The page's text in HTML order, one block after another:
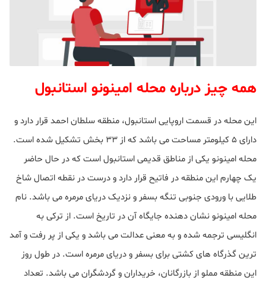
همه چیز درباره محله امینونو استانبول
این محله در قسمت اروپایی استانبول، منطقه سلطان احمد قرار دارد و
دارای ۵ کیلومتر مساحت می باشد که از ۳۳ بخش تشکیل شده است.
محله امینونو یکی از مناطق قدیمی استانبول است که در حال حاضر
یک چهارم این منطقه در فاتیح قرار دارد و درست در نقطه اتصال شاخ
طلایی با ورودی جنوبی تنگه بسفر و نزدیک دریای مرمره می باشد. نام
محله امینونو نشان دهنده جایگاه آن در تاریخ است. از ترکی به
انگلیسی ترجمه شده و به معنی عدالت می باشد و یکی از پر رفت و آمد
ترین گذرگاه های کشتی برای بسفر و دریای مرمره است. در طول روز
این منطقه مملو از بازرگانان، خریداران و گردشگران می باشد. تعداد